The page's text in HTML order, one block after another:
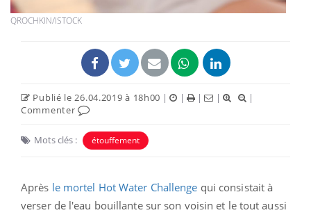
QROCHKIN/ISTOCK
Publié le 26.04.2019 à 18h00 | | | |
|
Commenter
Mots clés : étouffement
Après le mortel Hot Water Challenge qui consistait à
verser de l'eau bouillante sur son voisin et le tout aussi